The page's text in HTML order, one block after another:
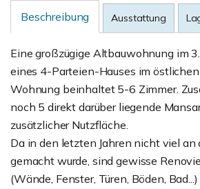
Beschreibung Ausstattung
Eine großzügige Altbauwohnung im
eines 4-Parteien-Hauses im
Wohnung beinhaltet 5-6 Zimmer.
noch 5 direkt darüber liegende
zusätzlicher Nutzfläche.
Da in den letzten Jahren nicht viel an
gemacht wurde, sind gewisse
(Wände, Fenster, Türen, Böden,